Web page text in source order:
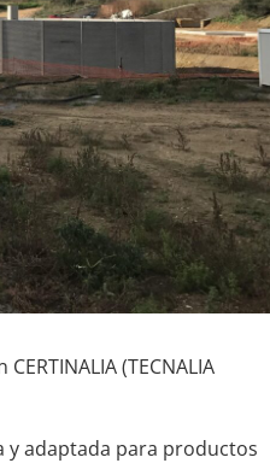
(TECNALIA
y adaptada para productos